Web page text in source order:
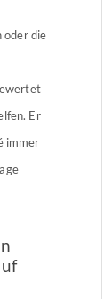
oder die
Er
immer